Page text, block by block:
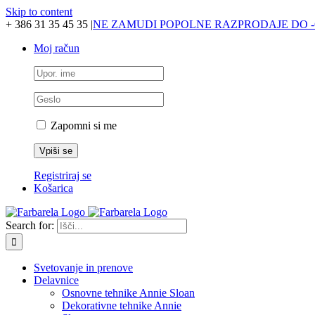
Skip to content
+ 386 31 35 45 35 |NE ZAMUDI POPOLNE RAZPRODAJE DO -
Moj račun
Zapomni si me
Registriraj se
Košarica
Search for:
Svetovanje in prenove
Delavnice
Osnovne tehnike Annie Sloan
Dekorativne tehnike Annie